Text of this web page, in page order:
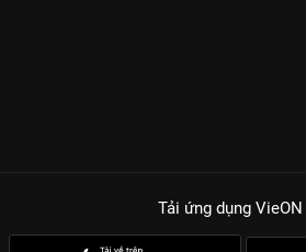
Tải ứng dụng VieON